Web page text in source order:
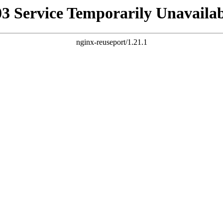
Service Temporarily
nginx-reuseport/1.21.1